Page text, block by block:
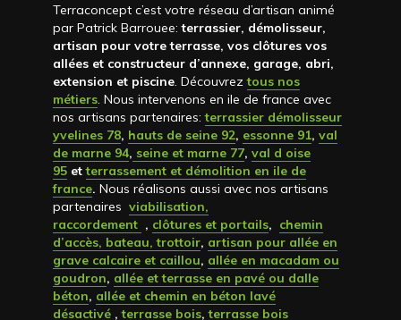
Terraconcept c’est votre réseau d’artisan animé
par Patrick Barrouee:terrassier, démolisseur,
artisan pour votre terrasse, vos clôtures vos
allées et constructeur d’annexe, garage, abri,
extension et piscine. Découvreztous nos
métiers. Nous intervenons en ile de france avec
nos artisans partenaires:terrassier démolisseur
yvelines 78, hauts de seine 92, essonne 91, val
de marne 94, seine et marne 77, val d oise
95 etterrassement et démolition en ile de
france. Nous réalisons aussi avec nos artisans
partenaires viabilisation,
raccordement , clôtures et portails, chemin
d’accès, bateau, trottoir, artisan pour allée en
grave calcaire et caillou, allée en macadam ou
goudron, allée et terrasse en pavé ou dalle
béton, allée et chemin en béton lavé
désactivé ,terrasse bois,terrasse bois